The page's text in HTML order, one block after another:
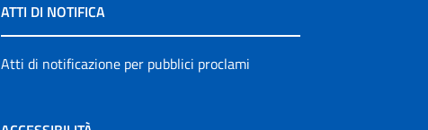
ATTI DI NOTIFICA
Atti di notificazione per pubblici proclami